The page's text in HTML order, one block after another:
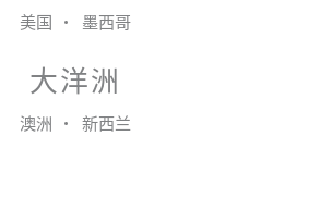
美国 墨西哥
大洋洲
澳洲 新西兰